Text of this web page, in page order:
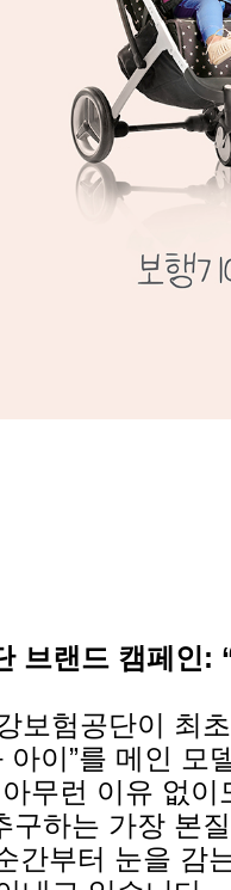
브랜드 캠페인:
보험공단이 최
아이”를 메인
무런 이유 없
구하는 가장 본
간부터 눈을 감